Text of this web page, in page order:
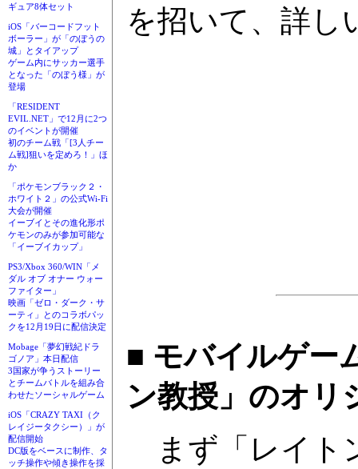
ギュア8体セット
iOS「バーコードフット
ボーラー」が「のぼうの
城」とタイアップ
ゲーム内にサッカー選手
となった「のぼう様」が
登場
「RESIDENT
EVIL.NET」で12月に2つ
のイベントが開催
初のチーム戦「[3人チー
ム戦]狙いを定めろ！」ほ
か
「ポケモンブラック２・
ホワイト２」の公式Wi-Fi
大会が開催
イーブイとその進化形ポ
ケモンのみが参加可能な
「イーブイカップ」
PS3/Xbox 360/WIN「メ
ダル オブ オナー ウォー
ファイター」
映画「ゼロ・ダーク・サ
ーティ」とのコラボパッ
クを12月19日に配信決定
Mobage「夢幻戦紀ドラ
ゴノア」本日配信
3国家が争うストーリー
とチームバトルを組み合
わせたソーシャルゲーム
iOS「CRAZY TAXI（ク
レイジータクシー）」が
配信開始
DC版をベースに制作、タ
ッチ操作や傾き操作を採
を招いて、詳し
■ モバイルゲー
ン教授」のオリ
まず「レイト